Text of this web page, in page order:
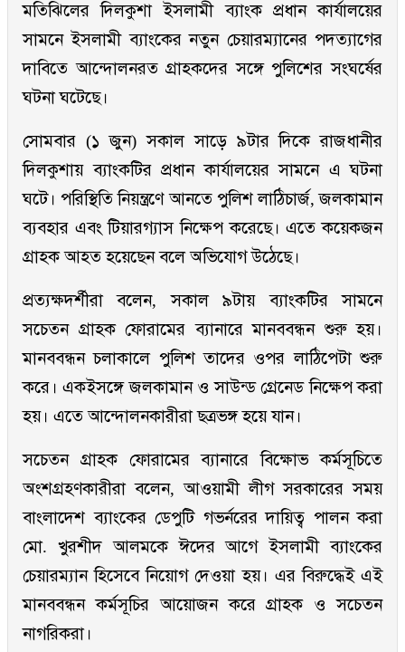
মতিঝিলের দিলকুশা ইসলামী ব্যাংক প্রধান কার্যালয়ের
সামনে ইসলামী ব্যাংকের নতুন চেয়ারম্যানের পদত্যাগের
দাবিতে আন্দোলনরত গ্রাহকদের সঙ্গে পুলিশের সংঘর্ষের
ঘটনা ঘটেছে।
সোমবার (১ জুন) সকাল সাড়ে ৯টার দিকে রাজধানীর
দিলকুশায় ব্যাংকটির প্রধান কার্যালয়ের সামনে এ ঘটনা
ঘটে। পরিস্থিতি নিয়ন্ত্রণে আনতে পুলিশ লাঠিচার্জ, জলকামান
ব্যবহার এবং টিয়ারগ্যাস নিক্ষেপ করেছে। এতে কয়েকজন
গ্রাহক আহত হয়েছেন বলে অভিযোগ উঠেছে।
প্রত্যক্ষদর্শীরা বলেন, সকাল ৯টায় ব্যাংকটির সামনে
সচেতন গ্রাহক ফোরামের ব্যানারে মানববন্ধন শুরু হয়।
মানববন্ধন চলাকালে পুলিশ তাদের ওপর লাঠিপেটা শুরু
করে। একইসঙ্গে জলকামান ও সাউন্ড গ্রেনেড নিক্ষেপ করা
হয়। এতে আন্দোলনকারীরা ছত্রভঙ্গ হয়ে যান।
সচেতন গ্রাহক ফোরামের ব্যানারে বিক্ষোভ কর্মসূচিতে
অংশগ্রহণকারীরা বলেন, আওয়ামী লীগ সরকারের সময়
বাংলাদেশ ব্যাংকের ডেপুটি গভর্নরের দায়িত্ব পালন করা
মো. খুরশীদ আলমকে ঈদের আগে ইসলামী ব্যাংকের
চেয়ারম্যান হিসেবে নিয়োগ দেওয়া হয়। এর বিরুদ্ধেই এই
মানববন্ধন কর্মসূচির আয়োজন করে গ্রাহক ও সচেতন
নাগরিকরা।